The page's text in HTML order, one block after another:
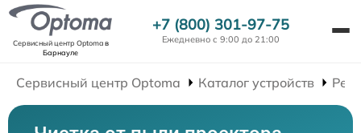
Сервисный центр Optomaв
Барнауле
+7 (800) 301-97-75
Ежедневно с 9:00 до 21:00
Сервисный центр Optoma Каталог устройств